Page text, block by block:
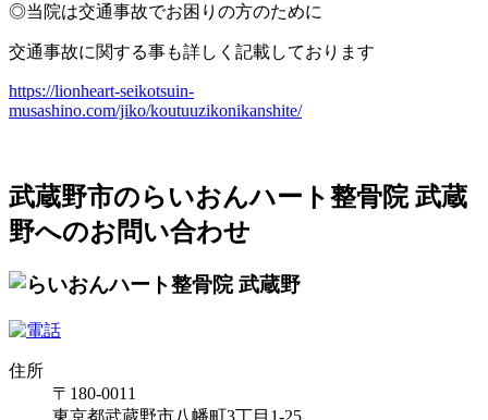
◎当院は交通事故でお困りの方のために
交通事故に関する事も詳しく記載しております
https://lionheart-seikotsuin-
musashino.com/jiko/koutuuzikonikanshite/
武蔵野市のらいおんハート整骨院 武蔵
野へのお問い合わせ
住所
〒180-0011
東京都武蔵野市八幡町3丁目1-25